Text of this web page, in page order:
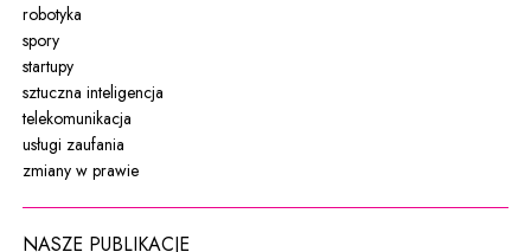
robotyka
spory
startupy
sztuczna inteligencja
telekomunikacja
usługi zaufania
zmiany w prawie
NASZE PUBLIKACJE